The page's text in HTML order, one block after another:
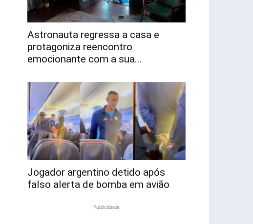
Astronauta regressa a casa e
protagoniza reencontro
emocionante com a sua...
Jogador argentino detido após
falso alerta de bomba em avião
Publicidade